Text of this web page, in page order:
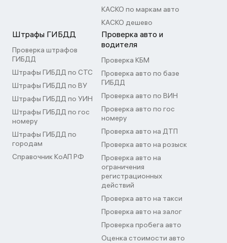
КАСКО по маркам авто
КАСКО дешево
Штрафы ГИБДД
Проверка штрафов
ГИБДД
Штрафы ГИБДД по СТС
Штрафы ГИБДД по ВУ
Штрафы ГИБДД по УИН
Штрафы ГИБДД по гос
номеру
Штрафы ГИБДД по
городам
Справочник КоАП РФ
Проверка авто и
водителя
Проверка КБМ
Проверка авто по базе
ГИБДД
Проверка авто по ВИН
Проверка авто по гос
номеру
Проверка авто на ДТП
Проверка авто на розыск
Проверка авто на
ограничения
регистрационных
действий
Проверка авто на такси
Проверка авто на залог
Проверка пробега авто
Оценка стоимости авто